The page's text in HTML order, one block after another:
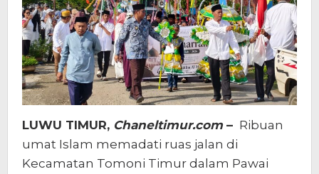
LUWU TIMUR, Chaneltimur.com– Ribuan
umat Islam memadati ruas jalan di
Kecamatan Tomoni Timur dalam Pawai